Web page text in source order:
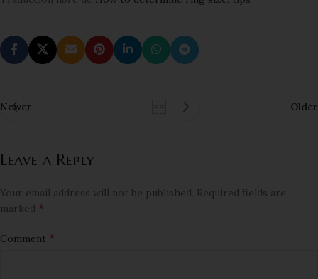
Newer Older
Leave a Reply
Your email address will not be published. Required fields are
marked *
Comment *